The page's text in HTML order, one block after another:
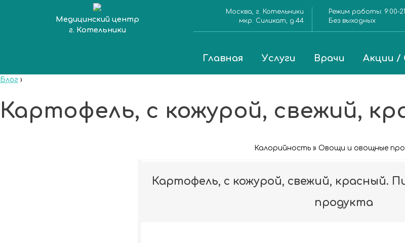
Медицинский центр
г. Котельники
Москва, г. Котельники
мкр. Силикат, д.44
Режим работы: 9:00-
Без выходных
Главная Услуги Врачи Акции /
Блог ›
Картофель, с кожурой, свежий,
Калорийность » Овощи и овощные
Картофель, с кожурой, свежий, красный.
продукта